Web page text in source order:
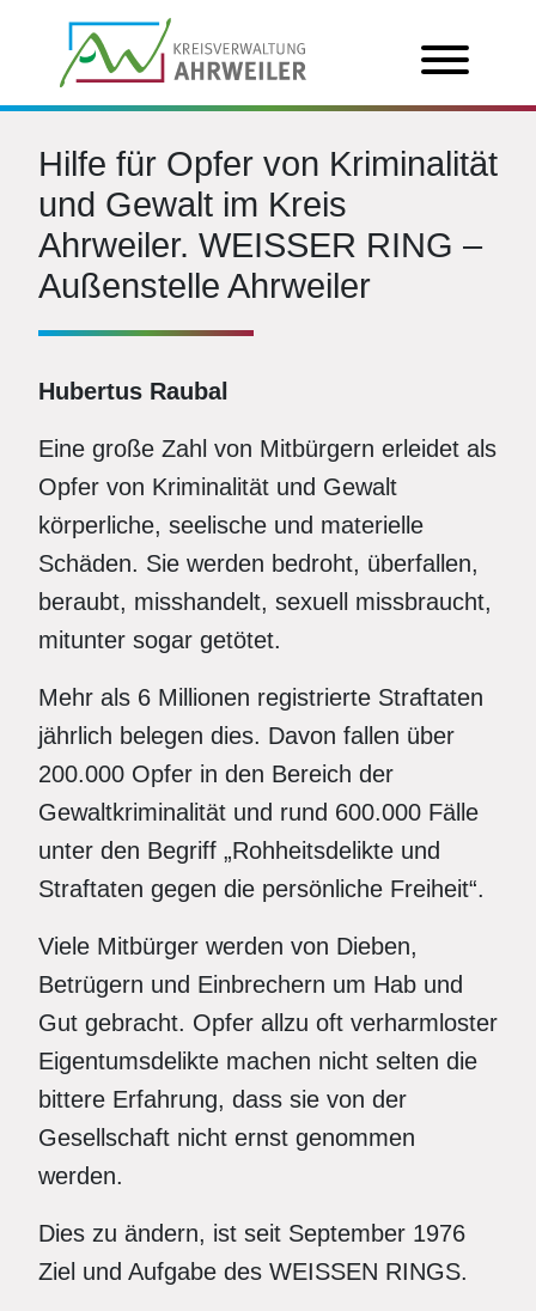
Hilfe für Opfer von Kriminalität
und Gewalt im Kreis
Ahrweiler. WEISSER RING –
Außenstelle Ahrweiler
Hubertus Raubal
Eine große Zahl von Mitbürgern erleidet als
Opfer von Kriminalität und Gewalt
körperliche, seelische und materielle
Schäden. Sie werden bedroht, überfallen,
beraubt, misshandelt, sexuell missbraucht,
mitunter sogar getötet.
Mehr als 6 Millionen registrierte Straftaten
jährlich belegen dies. Davon fallen über
200.000 Opfer in den Bereich der
Gewaltkriminalität und rund 600.000 Fälle
unter den Begriff „Rohheitsdelikte und
Straftaten gegen die persönliche Freiheit“.
Viele Mitbürger werden von Dieben,
Betrügern und Einbrechern um Hab und
Gut gebracht. Opfer allzu oft verharmloster
Eigentumsdelikte machen nicht selten die
bittere Erfahrung, dass sie von der
Gesellschaft nicht ernst genommen
werden.
Dies zu ändern, ist seit September 1976
Ziel und Aufgabe des WEISSEN RINGS.